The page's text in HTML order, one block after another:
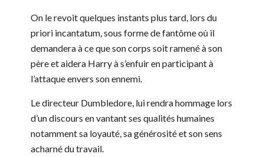
On le revoit quelques instants plus tard, lors du
priori incantatum, sous forme de fantôme où il
demandera à ce que son corps soit ramené à son
père et aidera Harry à s’enfuir en participant à
l’attaque envers son ennemi.
Le directeur Dumbledore, lui rendra hommage lors
d’un discours en vantant ses qualités humaines
notamment sa loyauté, sa générosité et son sens
acharné du travail.